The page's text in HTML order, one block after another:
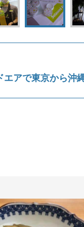
エアで東京から沖